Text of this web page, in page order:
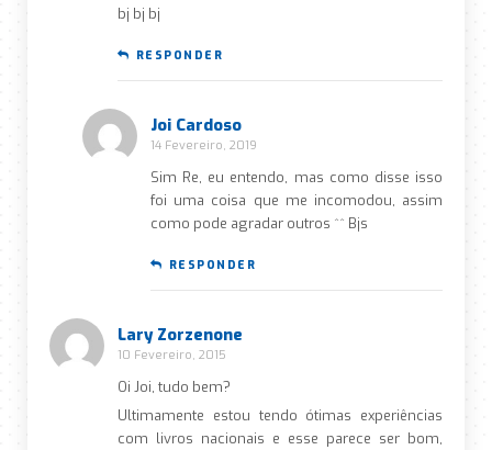
bj bj bj
RESPONDER
Joi Cardoso
14 Fevereiro, 2019
Sim Re, eu entendo, mas como disse isso
foi uma coisa que me incomodou, assim
como pode agradar outros ^^ Bjs
RESPONDER
Lary Zorzenone
10 Fevereiro, 2015
Oi Joi, tudo bem?
Ultimamente estou tendo ótimas experiências
com livros nacionais e esse parece ser bom,